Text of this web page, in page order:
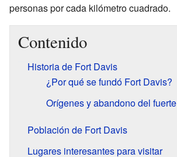
personas por cada kilómetro cuadrado.
Contenido
Historia de Fort Davis
¿Por qué se fundó Fort Davis?
Orígenes y abandono del fuerte
Población de Fort Davis
Lugares interesantes para visitar